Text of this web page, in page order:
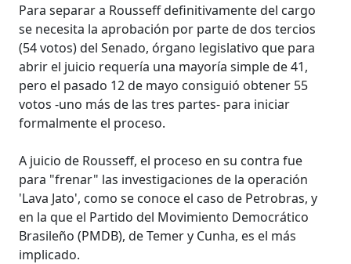
Para separar a Rousseff definitivamente del cargo
se necesita la aprobación por parte de dos tercios
(54 votos) del Senado, órgano legislativo que para
abrir el juicio requería una mayoría simple de 41,
pero el pasado 12 de mayo consiguió obtener 55
votos -uno más de las tres partes- para iniciar
formalmente el proceso.
A juicio de Rousseff, el proceso en su contra fue
para "frenar" las investigaciones de la operación
'Lava Jato', como se conoce el caso de Petrobras, y
en la que el Partido del Movimiento Democrático
Brasileño (PMDB), de Temer y Cunha, es el más
implicado.